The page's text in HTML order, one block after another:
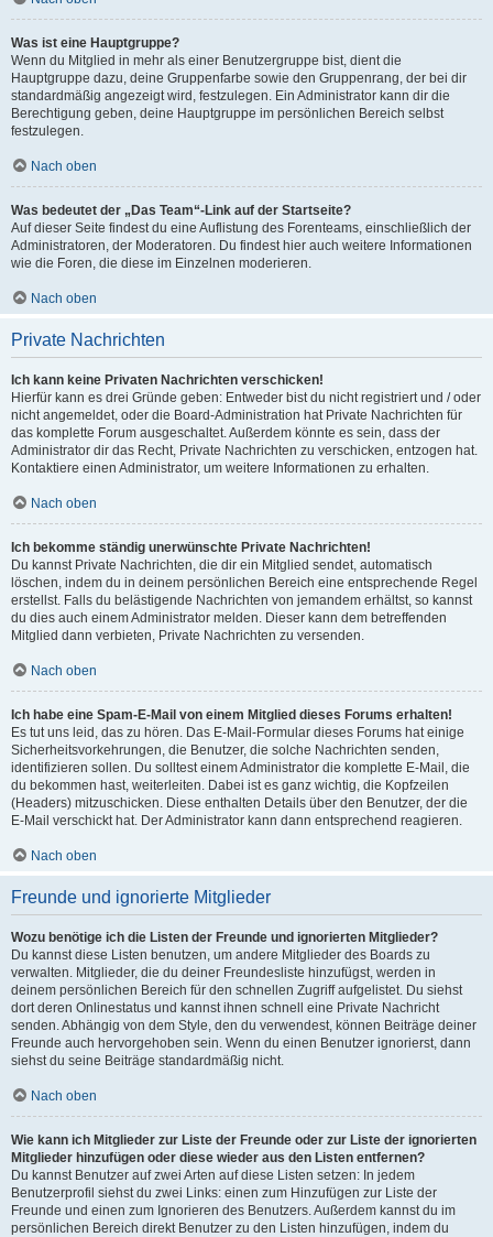
Was ist eine Hauptgruppe?
Wenn du Mitglied in mehr als einer Benutzergruppe bist, dient die
Hauptgruppe dazu, deine Gruppenfarbe sowie den Gruppenrang, der bei dir
standardmäßig angezeigt wird, festzulegen. Ein Administrator kann dir die
Berechtigung geben, deine Hauptgruppe im persönlichen Bereich selbst
festzulegen.
Nach oben
Was bedeutet der „Das Team“-Link auf der Startseite?
Auf dieser Seite findest du eine Auflistung des Forenteams, einschließlich der
Administratoren, der Moderatoren. Du findest hier auch weitere Informationen
wie die Foren, die diese im Einzelnen moderieren.
Nach oben
Private Nachrichten
Ich kann keine Privaten Nachrichten verschicken!
Hierfür kann es drei Gründe geben: Entweder bist du nicht registriert und / oder
nicht angemeldet, oder die Board-Administration hat Private Nachrichten für
das komplette Forum ausgeschaltet. Außerdem könnte es sein, dass der
Administrator dir das Recht, Private Nachrichten zu verschicken, entzogen hat.
Kontaktiere einen Administrator, um weitere Informationen zu erhalten.
Nach oben
Ich bekomme ständig unerwünschte Private Nachrichten!
Du kannst Private Nachrichten, die dir ein Mitglied sendet, automatisch
löschen, indem du in deinem persönlichen Bereich eine entsprechende Regel
erstellst. Falls du belästigende Nachrichten von jemandem erhältst, so kannst
du dies auch einem Administrator melden. Dieser kann dem betreffenden
Mitglied dann verbieten, Private Nachrichten zu versenden.
Nach oben
Ich habe eine Spam-E-Mail von einem Mitglied dieses Forums erhalten!
Es tut uns leid, das zu hören. Das E-Mail-Formular dieses Forums hat einige
Sicherheitsvorkehrungen, die Benutzer, die solche Nachrichten senden,
identifizieren sollen. Du solltest einem Administrator die komplette E-Mail, die
du bekommen hast, weiterleiten. Dabei ist es ganz wichtig, die Kopfzeilen
(Headers) mitzuschicken. Diese enthalten Details über den Benutzer, der die
E-Mail verschickt hat. Der Administrator kann dann entsprechend reagieren.
Nach oben
Freunde und ignorierte Mitglieder
Wozu benötige ich die Listen der Freunde und ignorierten Mitglieder?
Du kannst diese Listen benutzen, um andere Mitglieder des Boards zu
verwalten. Mitglieder, die du deiner Freundesliste hinzufügst, werden in
deinem persönlichen Bereich für den schnellen Zugriff aufgelistet. Du siehst
dort deren Onlinestatus und kannst ihnen schnell eine Private Nachricht
senden. Abhängig von dem Style, den du verwendest, können Beiträge deiner
Freunde auch hervorgehoben sein. Wenn du einen Benutzer ignorierst, dann
siehst du seine Beiträge standardmäßig nicht.
Nach oben
Wie kann ich Mitglieder zur Liste der Freunde oder zur Liste der ignorierten
Mitglieder hinzufügen oder diese wieder aus den Listen entfernen?
Du kannst Benutzer auf zwei Arten auf diese Listen setzen: In jedem
Benutzerprofil siehst du zwei Links: einen zum Hinzufügen zur Liste der
Freunde und einen zum Ignorieren des Benutzers. Außerdem kannst du im
persönlichen Bereich direkt Benutzer zu den Listen hinzufügen, indem du